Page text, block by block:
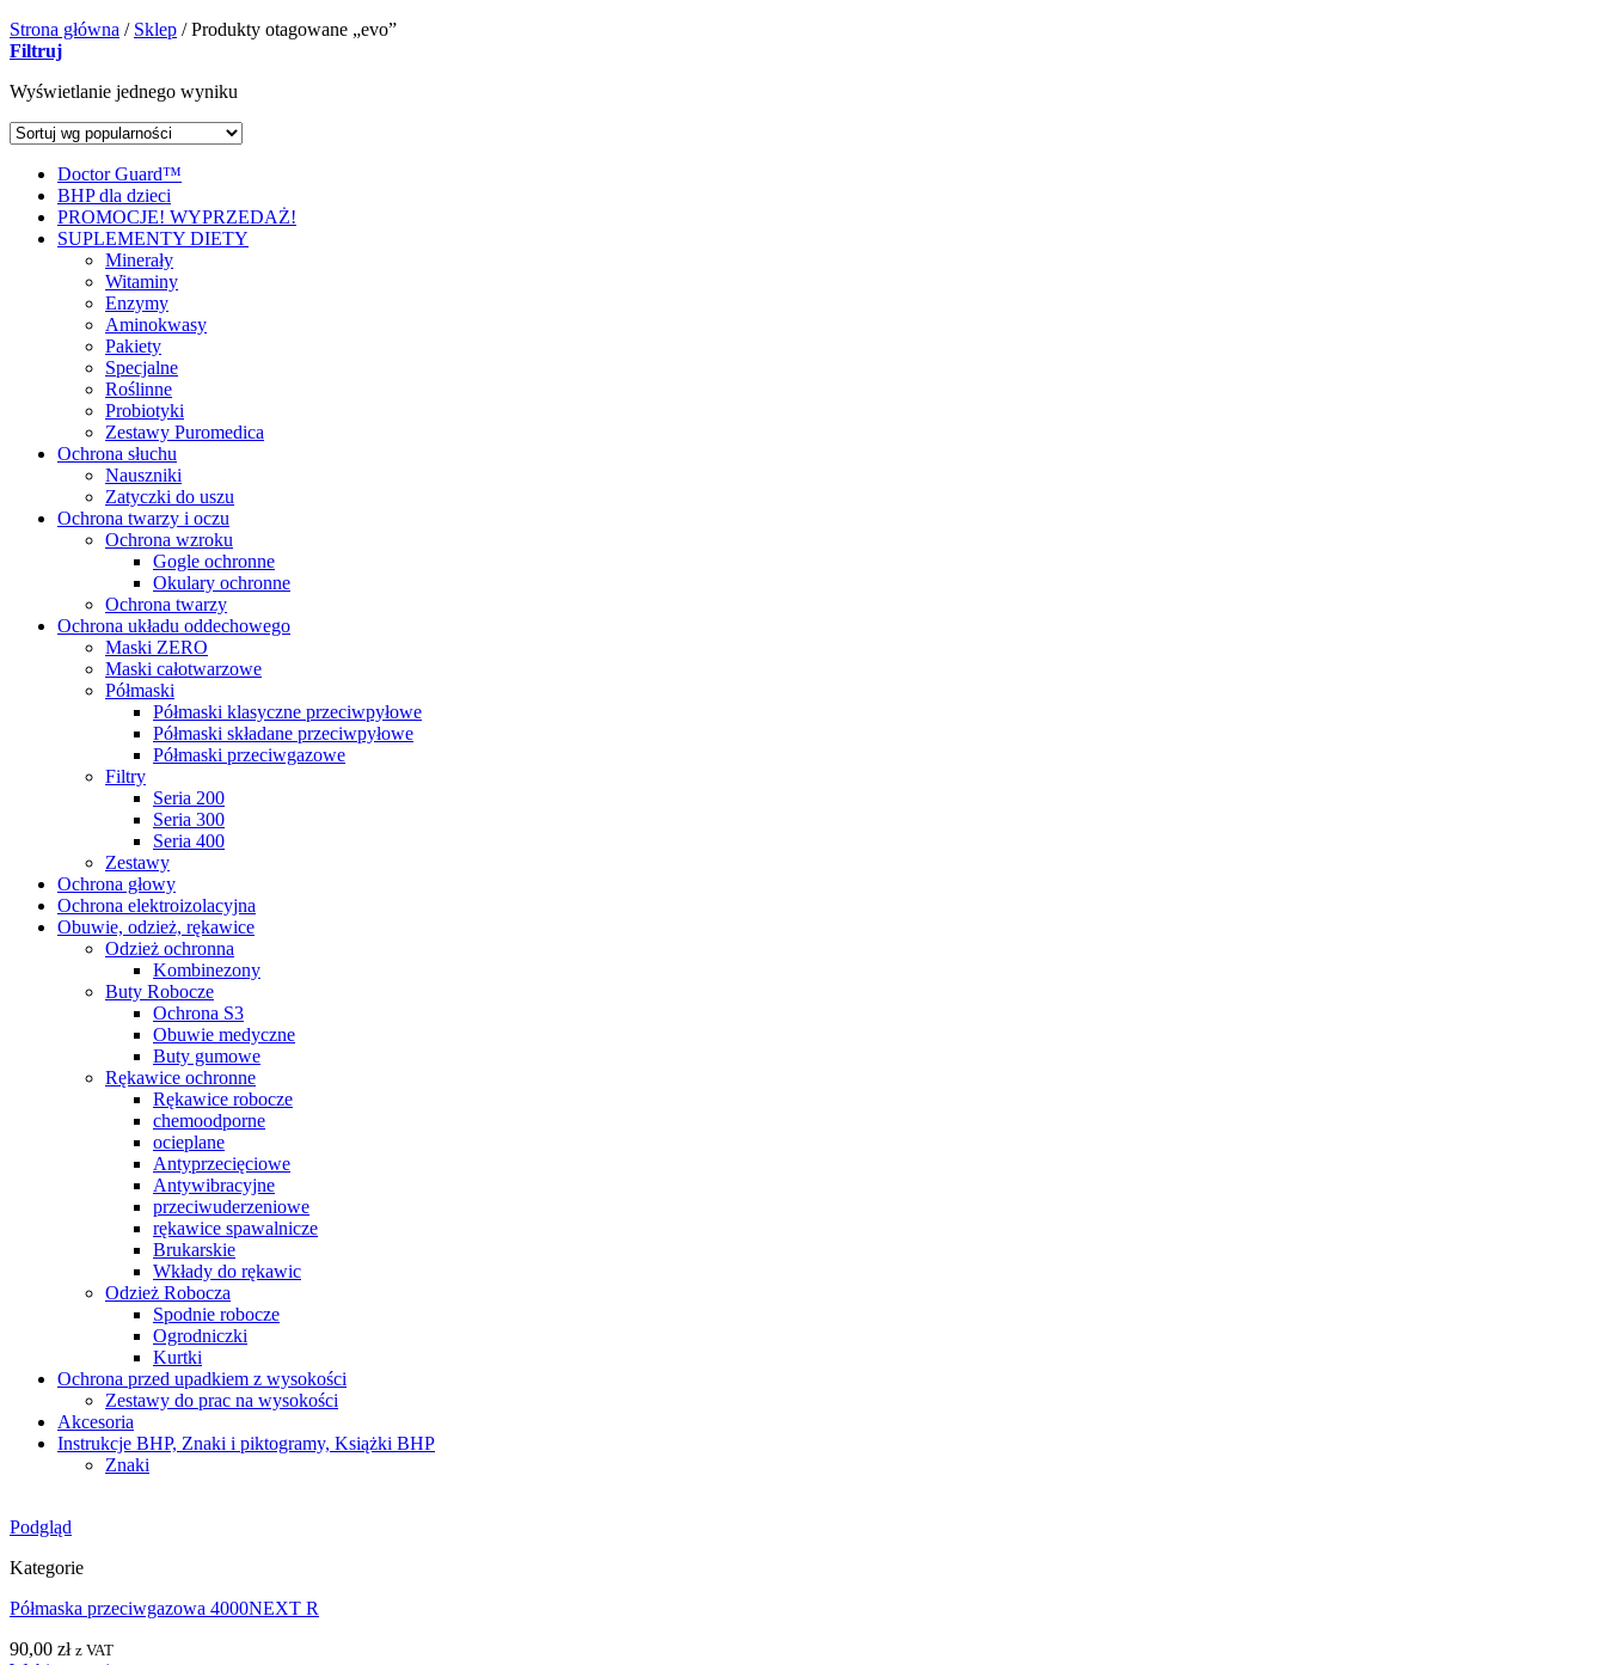
Strona główna / Sklep /Produkty otagowane „evo”
Filtruj
Wyświetlanie jednego wyniku
Doctor Guard™
BHP dla dzieci
PROMOCJE! WYPRZEDAŻ!
SUPLEMENTY DIETY
Minerały
Witaminy
Enzymy
Aminokwasy
Pakiety
Specjalne
Roślinne
Probiotyki
Zestawy Puromedica
Ochrona słuchu
Nauszniki
Zatyczki do uszu
Ochrona twarzy i oczu
Ochrona wzroku
Gogle ochronne
Okulary ochronne
Ochrona twarzy
Ochrona układu oddechowego
Maski ZERO
Maski całotwarzowe
Półmaski
Półmaski klasyczne przeciwpyłowe
Półmaski składane przeciwpyłowe
Półmaski przeciwgazowe
Filtry
Seria 200
Seria 300
Seria 400
Zestawy
Ochrona głowy
Ochrona elektroizolacyjna
Obuwie, odzież, rękawice
Odzież ochronna
Kombinezony
Buty Robocze
Ochrona S3
Obuwie medyczne
Buty gumowe
Rękawice ochronne
Rękawice robocze
chemoodporne
ocieplane
Antyprzecięciowe
Antywibracyjne
przeciwuderzeniowe
rękawice spawalnicze
Brukarskie
Wkłady do rękawic
Odzież Robocza
Spodnie robocze
Ogrodniczki
Kurtki
Ochrona przed upadkiem z wysokości
Zestawy do prac na wysokości
Akcesoria
Instrukcje BHP, Znaki i piktogramy, Książki BHP
Znaki
Podgląd
Kategorie
Półmaska przeciwgazowa 4000NEXT R
90,00 zł z VAT